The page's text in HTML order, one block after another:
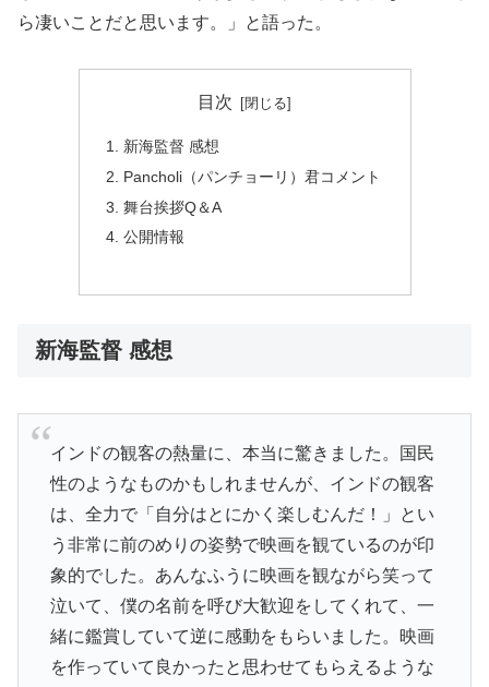
ら凄いことだと思います。」と語った。
目次
新海監督 感想
Pancholi（パンチョーリ）君コメント
舞台挨拶Q＆A
公開情報
新海監督 感想
インドの観客の熱量に、本当に驚きました。国民
性のようなものかもしれませんが、インドの観客
は、全力で「自分はとにかく楽しむんだ！」とい
う非常に前のめりの姿勢で映画を観ているのが印
象的でした。あんなふうに映画を観ながら笑って
泣いて、僕の名前を呼び大歓迎をしてくれて、一
緒に鑑賞していて逆に感動をもらいました。映画
を作っていて良かったと思わせてもらえるような